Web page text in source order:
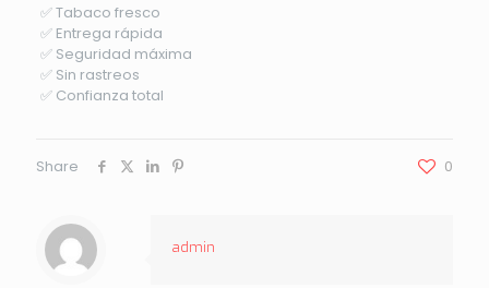
✅ Tabaco fresco
✅ Entrega rápida
✅ Seguridad máxima
✅ Sin rastreos
✅ Confianza total
Share 0
admin